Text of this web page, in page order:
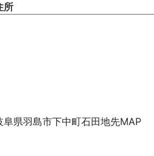
所
阜県羽島市下中町石田地先MAP